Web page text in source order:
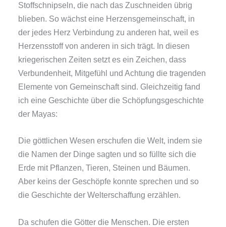
Stoffschnipseln, die nach das Zuschneiden übrig
blieben. So wächst eine Herzensgemeinschaft, in
der jedes Herz Verbindung zu anderen hat, weil es
Herzensstoff von anderen in sich trägt. In diesen
kriegerischen Zeiten setzt es ein Zeichen, dass
Verbundenheit, Mitgefühl und Achtung die tragenden
Elemente von Gemeinschaft sind. Gleichzeitig fand
ich eine Geschichte über die Schöpfungsgeschichte
der Mayas:
Die göttlichen Wesen erschufen die Welt, indem sie
die Namen der Dinge sagten und so füllte sich die
Erde mit Pflanzen, Tieren, Steinen und Bäumen.
Aber keins der Geschöpfe konnte sprechen und so
die Geschichte der Welterschaffung erzählen.
Da schufen die Götter die Menschen. Die ersten